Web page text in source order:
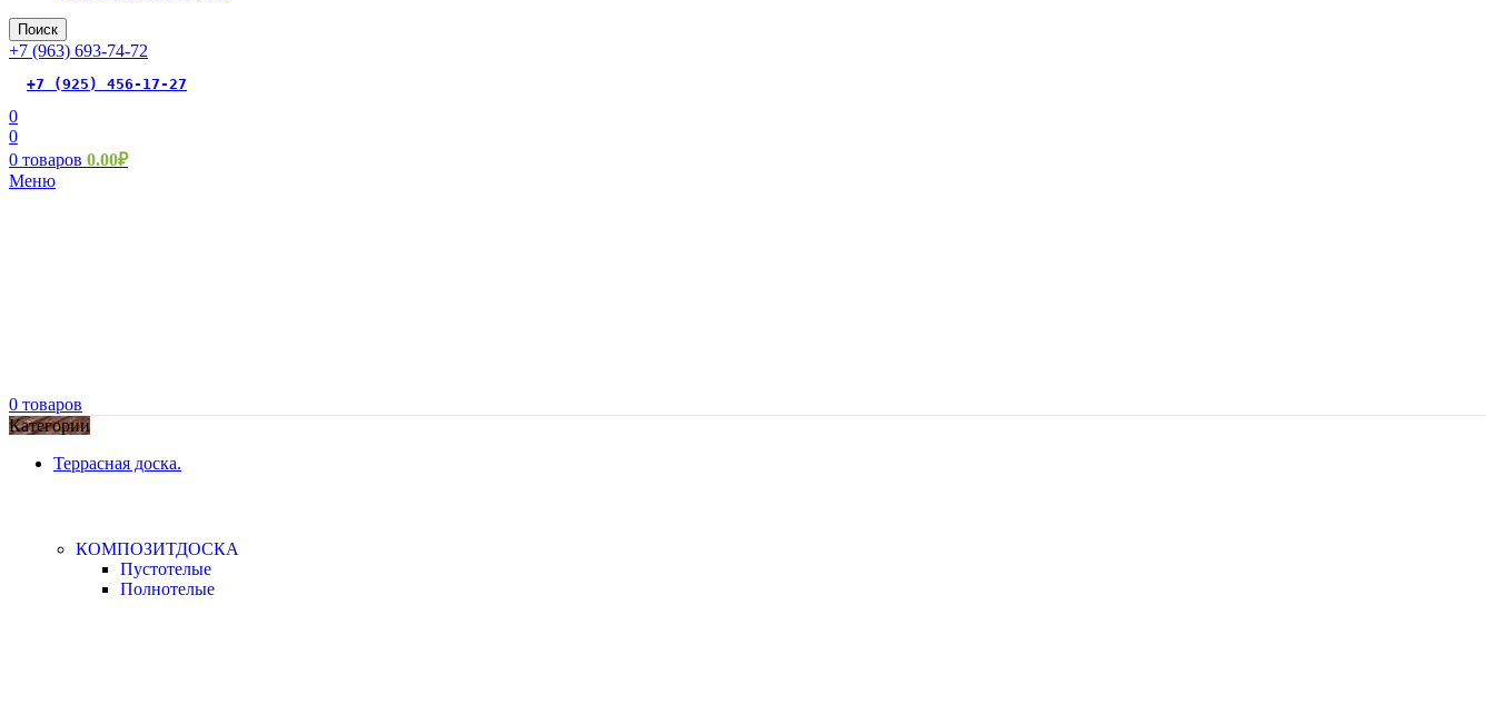
Поиск
+7 (963) 693-74-72
+7 (925) 456-17-27
0
0
0 товаров 0.00₽
Меню
0 товаров
Категории
Террасная доска.
КОМПОЗИТДОСКА
Пустотелые
Полнотелые